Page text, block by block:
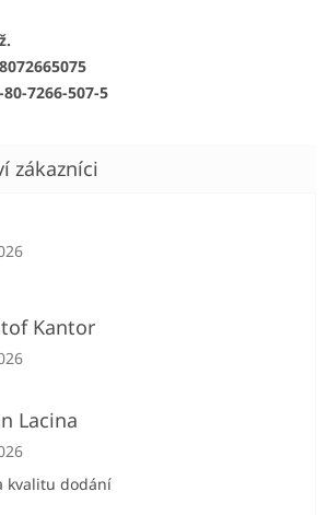
80-7266-507-5
obchodu je 5 z 5 hvězdiček.
Kantor
obchodu je 5 z 5 hvězdiček.
Lacina
obchodu je 5 z 5 hvězdiček.
kvalitu dodání